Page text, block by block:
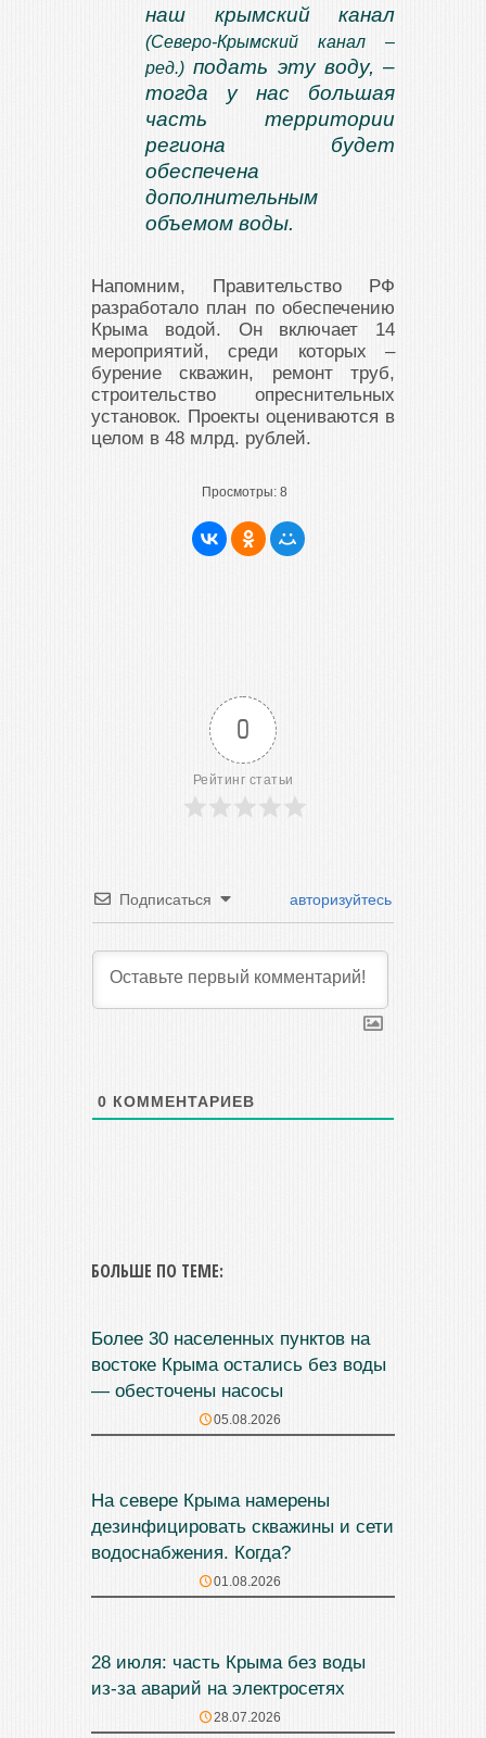
наш крымский канал
(Северо-Крымский канал –
ред.) подать эту воду, –
тогда у нас большая
часть территории
региона будет
обеспечена
дополнительным
объемом воды.
Напомним, Правительство РФ
разработало план по обеспечению
Крыма водой. Он включает 14
мероприятий, среди которых –
бурение скважин, ремонт труб,
строительство опреснительных
установок. Проекты оцениваются в
целом в 48 млрд. рублей.
Просмотры: 8
0
Рейтинг статьи
Подписаться авторизуйтесь
0 КОММЕНТАРИЕВ
БОЛЬШЕ ПО ТЕМЕ:
Более 30 населенных пунктов на
востоке Крыма остались без воды
— обесточены насосы
05.08.2026
На севере Крыма намерены
дезинфицировать скважины и сети
водоснабжения. Когда?
01.08.2026
28 июля: часть Крыма без воды
из-за аварий на электросетях
28.07.2026